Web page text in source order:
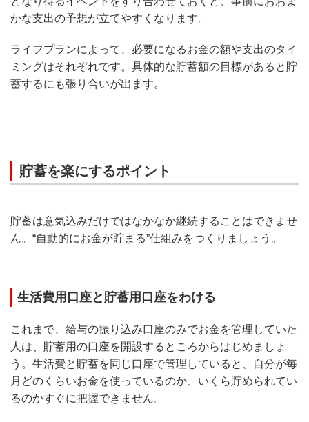
かな支出の予想が立てやすくなります。
ライフプランによって、必要になるお金の額や支出のタイ
ミングはそれぞれです。具体的な貯蓄額の目標があると貯
蓄するにも張り合いが出ます。
貯蓄を楽にするポイント
貯蓄は意気込みだけではなかなか継続することはできませ
ん。“自動的にお金が貯まる”仕組みをつくりましょう。
生活費用口座と貯蓄用口座をわける
これまで、給与の振り込み口座のみでお金を管理していた
人は、貯蓄用の口座を開設するところからはじめましょ
う。生活費と貯蓄を同じ口座で管理していると、自分が毎
月どのくらいお金を使っているのか、いくら貯められてい
るのかすぐに把握できません。